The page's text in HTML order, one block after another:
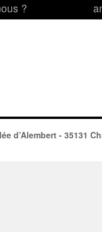
?
d’Alembert - 35131